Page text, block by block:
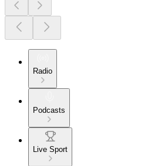
Radio
Podcasts
Live Sport